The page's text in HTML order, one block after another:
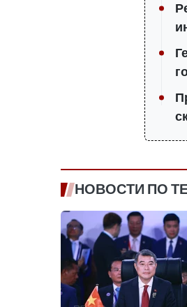
НОВОСТИ ПО